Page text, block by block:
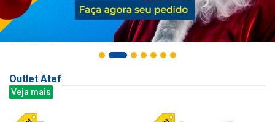
Outlet Atef
Veja mais